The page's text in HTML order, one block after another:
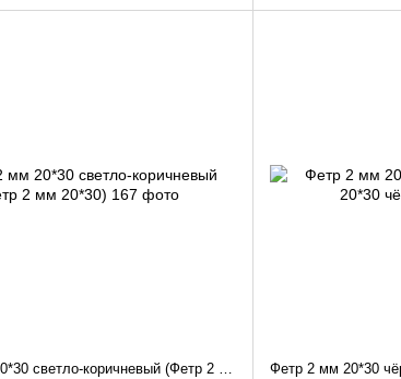
Фетр 2 мм 20*30 светло-коричневый (Фетр 2 мм 20*30)